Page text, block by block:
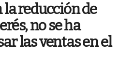
la reducción de
no se ha
las ventas en el